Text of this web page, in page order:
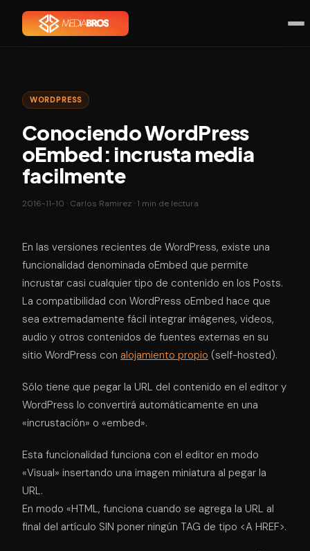
WORDPRESS
Conociendo WordPress
oEmbed: incrusta media
facilmente
2016-11-10 · Carlos Ramirez · 1 min de lectura
En las versiones recientes de WordPress, existe una
funcionalidad denominada oEmbed que permite
incrustar casi cualquier tipo de contenido en los Posts.
La compatibilidad con WordPress oEmbed hace que
sea extremadamente fácil integrar imágenes, videos,
audio y otros contenidos de fuentes externas en su
sitio WordPress con alojamiento propio (self-hosted).
Sólo tiene que pegar la URL del contenido en el editor y
WordPress lo convertirá automáticamente en una
«incrustación» o «embed».
Esta funcionalidad funciona con el editor en modo
«Visual» insertando una imagen miniatura al pegar la
URL.
En modo «HTML, funciona cuando se agrega la URL al
final del artículo SIN poner ningún TAG de tipo <A HREF>.